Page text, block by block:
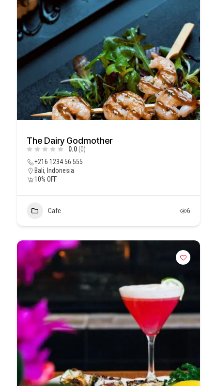
The Dairy Godmother
0.0 (0)
+216 1234 56 555
Bali, Indonesia
10% OFF
Cafe 6